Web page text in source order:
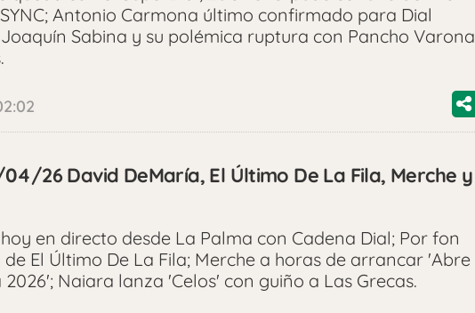
Antonio Carmona último confirmado para Dial
Sabina y su polémica ruptura con Pancho Varona
26 David DeMaría, El Último De La Fila, Merche y
en directo desde La Palma con Cadena Dial; Por fon
El Último De La Fila; Merche a horas de arrancar 'Abre
Naiara lanza 'Celos' con guiño a Las Grecas.